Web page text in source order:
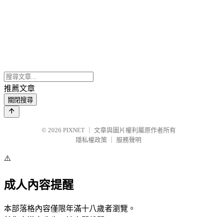
推薦文章
關閉搜尋
© 2026 PIXNET
文章與圖片權利屬原作者所有
隱私權政策
服務聲明
⚠️
成人內容提醒
本部落格內容僅限年滿十八歲者瀏覽。